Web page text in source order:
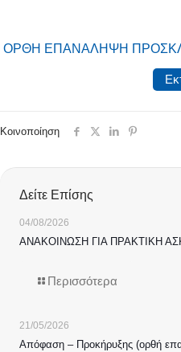
ΟΡΘΗ ΕΠΑΝΑΛΗΨΗ
Κοινοποίηση
Δείτε Επίσης
04/08/2026
ΑΝΑΚΟΙΝΩΣΗ ΓΙΑ ΠΡΑΚΤΙΚΗ
Περισσότερα
21/05/2026
Απόφαση – Προκήρυξης (ορθή